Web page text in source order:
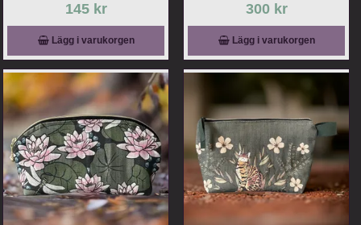
145 kr
Lägg i varukorgen
300 kr
Lägg i varukorgen